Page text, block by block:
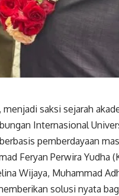
saksi sejarah
Internasional
pemberdayaan
Feryan Perwira Yudha
Wijaya, Muhammad
solusi nyata